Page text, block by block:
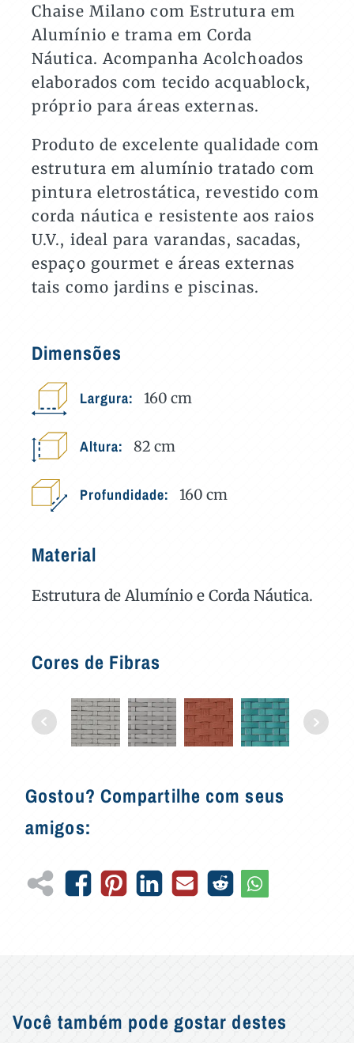
quantidade
Chaise Milano com Estrutura em
Alumínio e trama em Corda
Náutica. Acompanha Acolchoados
elaborados com tecido acquablock,
próprio para áreas externas.
Produto de excelente qualidade com
estrutura em alumínio tratado com
pintura eletrostática, revestido com
corda náutica e resistente aos raios
U.V., ideal para varandas, sacadas,
espaço gourmet e áreas externas
tais como jardins e piscinas.
Dimensões
Largura: 160 cm
Altura: 82 cm
Profundidade: 160 cm
Material
Estrutura de Alumínio e Corda Náutica.
Cores de Fibras
Gostou? Compartilhe com seus
amigos:
Você também pode gostar destes